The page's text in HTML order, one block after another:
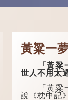
黃粱一
「黃粱一
世人不用太
「黃粱一
說《枕中記